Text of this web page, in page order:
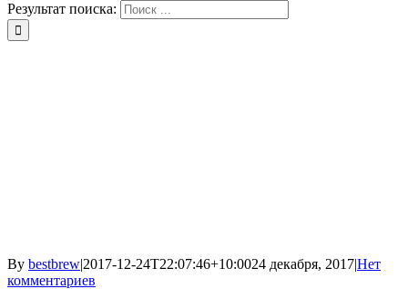
Результат поиска:
By bestbrew|2017-12-24T22:07:46+10:0024 декабря, 2017|Нет
комментариев